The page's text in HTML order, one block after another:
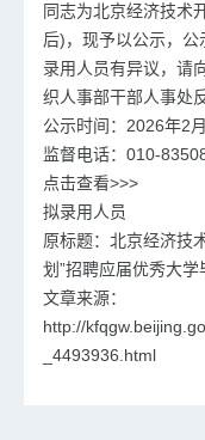
同志为北京经济技术
后)，现予以公示，
录用人员有异议，请
织人事部干部人事处
公示时间：2026年2
监督电话：010-
点击查看>>>
拟录用人员
原标题：北京经济技
划”招聘应届优秀大学
文章来源：
http://
_4493936.html